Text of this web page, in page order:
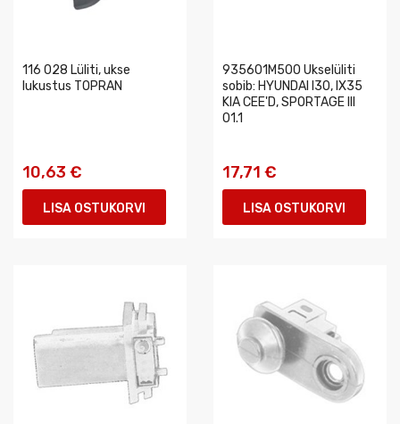
116 028 Lüliti, ukse
lukustus TOPRAN
10,63 €
LISA OSTUKORVI
935601M500 Ukselüliti
sobib: HYUNDAI I30, IX35
KIA CEE'D, SPORTAGE III
01.1
17,71 €
LISA OSTUKORVI